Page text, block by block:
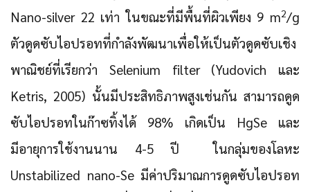
Nano-silver 22 เท่า ในขณะที่มีพื้นที่ผิวเพียง 9 m2/g
ตัวดูดซับไอปรอทที่กำลังพัฒนาเพื่อให้เป็นตัวดูดซับเชิง
พาณิชย์ที่เรียกว่า Selenium filter (Yudovich และ
Ketris, 2005) นั้นมีประสิทธิภาพสูงเช่นกัน สามารถดูด
ซับไอปรอทในก๊าซทิ้งได้ 98% เกิดเป็น HgSe และ
มีอายุการใช้งานนาน 4-5 ปี ในกลุ่มของโลหะ
Unstabilized nano-Se มีค่าปริมาณการดูดซับไอปรอท